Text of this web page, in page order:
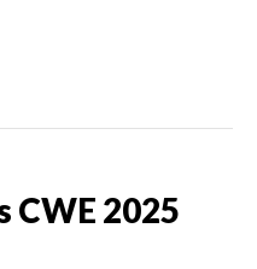
CWE 2025